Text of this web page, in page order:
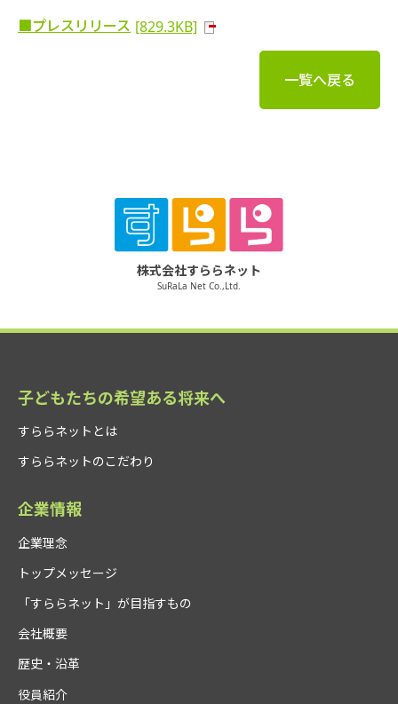
■プレスリリース [829.3KB]
一覧へ戻る
株式会社すららネット
SuRaLa Net Co.,Ltd.
子どもたちの希望ある将来へ
すららネットとは
すららネットのこだわり
企業情報
企業理念
トップメッセージ
「すららネット」が目指すもの
会社概要
歴史・沿革
役員紹介